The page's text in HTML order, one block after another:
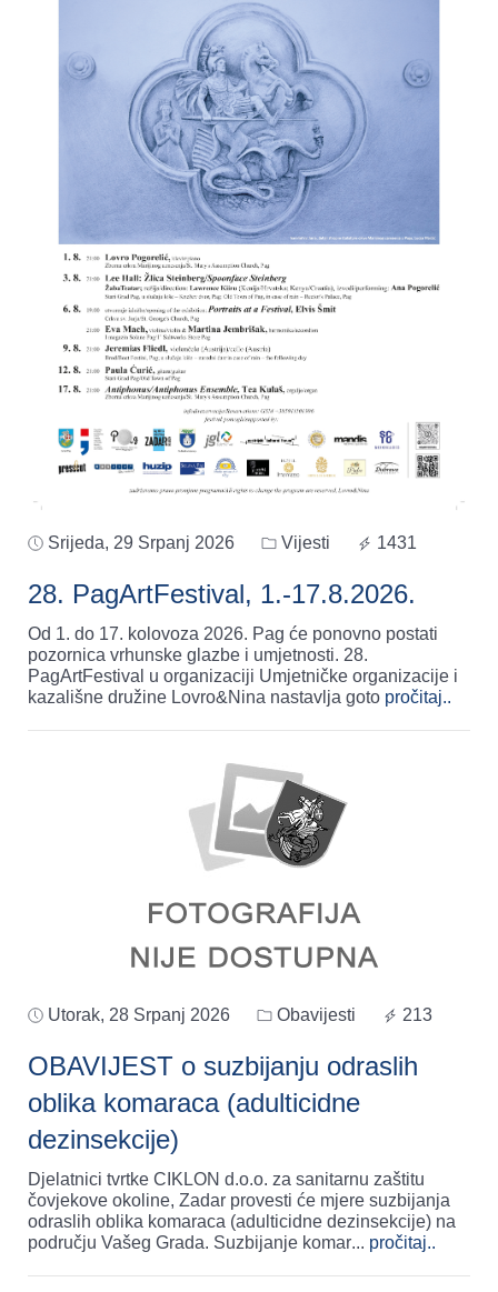
Srijeda, 29 Srpanj 2026 Vijesti 1431
28. PagArtFestival, 1.-17.8.2026.
Od 1. do 17. kolovoza 2026. Pag će ponovno postati
pozornica vrhunske glazbe i umjetnosti. 28.
PagArtFestival u organizaciji Umjetničke organizacije i
kazališne družine Lovro&Nina nastavlja goto pročitaj..
Utorak, 28 Srpanj 2026 Obavijesti 213
OBAVIJEST o suzbijanju odraslih
oblika komaraca (adulticidne
dezinsekcije)
Djelatnici tvrtke CIKLON d.o.o. za sanitarnu zaštitu
čovjekove okoline, Zadar provesti će mjere suzbijanja
odraslih oblika komaraca (adulticidne dezinsekcije) na
području Vašeg Grada. Suzbijanje komar... pročitaj..